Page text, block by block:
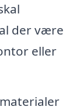
der være
eller